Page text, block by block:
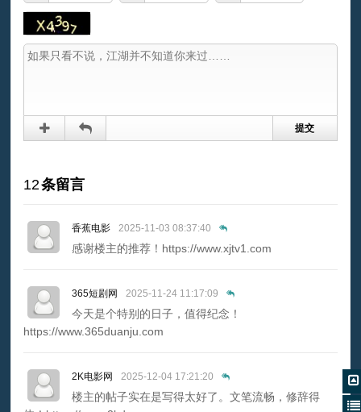
12条留言
香蕉电影 2025-11-03 08:37:40
感谢楼主的推荐！https://www.xjtv1.com
365短剧网 2025-11-24 11:17:09
今天是个特别的日子，值得纪念！
https://www.365duanju.com
2K电影网 2025-12-04 17:21:20
楼主的帖子实在是写得太好了。文笔流畅，修辞得